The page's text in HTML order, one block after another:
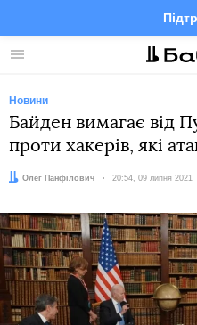
Меню
Новини
Байден вимагає від
проти хакерів, які
Автор:
Олег Панфілович Дата:
20:54, 09 липня 2021